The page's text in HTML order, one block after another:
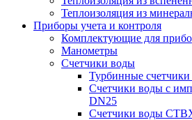
Теплоизоляция из
Приборы учета и контроля
Комплектующие для
Манометры
Счетчики воды
Турбинные
Счетчики воды с
DN25
Счетчики воды